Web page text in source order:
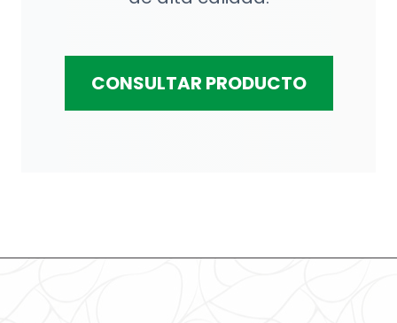
CONSULTAR PRODUCTO